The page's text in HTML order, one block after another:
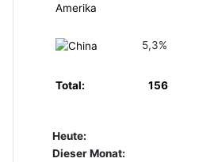
5,3%
Total: 156
Heute:
Dieser Monat: